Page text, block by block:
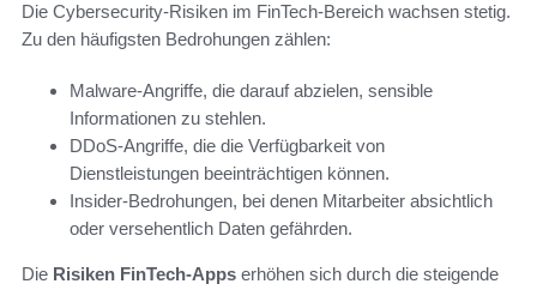
Die Cybersecurity-Risiken im FinTech-Bereich wachsen stetig.
Zu den häufigsten Bedrohungen zählen:
Malware-Angriffe, die darauf abzielen, sensible
Informationen zu stehlen.
DDoS-Angriffe, die die Verfügbarkeit von
Dienstleistungen beeinträchtigen können.
Insider-Bedrohungen, bei denen Mitarbeiter absichtlich
oder versehentlich Daten gefährden.
Die Risiken FinTech-Apps erhöhen sich durch die steigende